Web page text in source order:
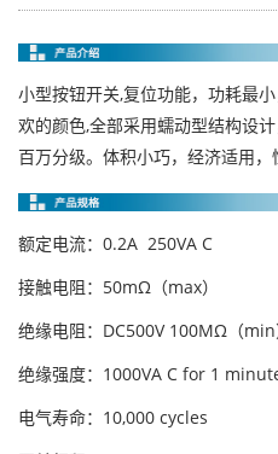
小型按钮开关,复位功能，功耗最
欢的颜色,全部采用蠕动型结构设
百万分级。体积小巧，经济适用，
额定电流：0.2A 250VA C
接触电阻：50mΩ（max）
绝缘电阻：DC500V 100MΩ（min
绝缘强度：1000VA C for 1
电气寿命：10,000 cycles